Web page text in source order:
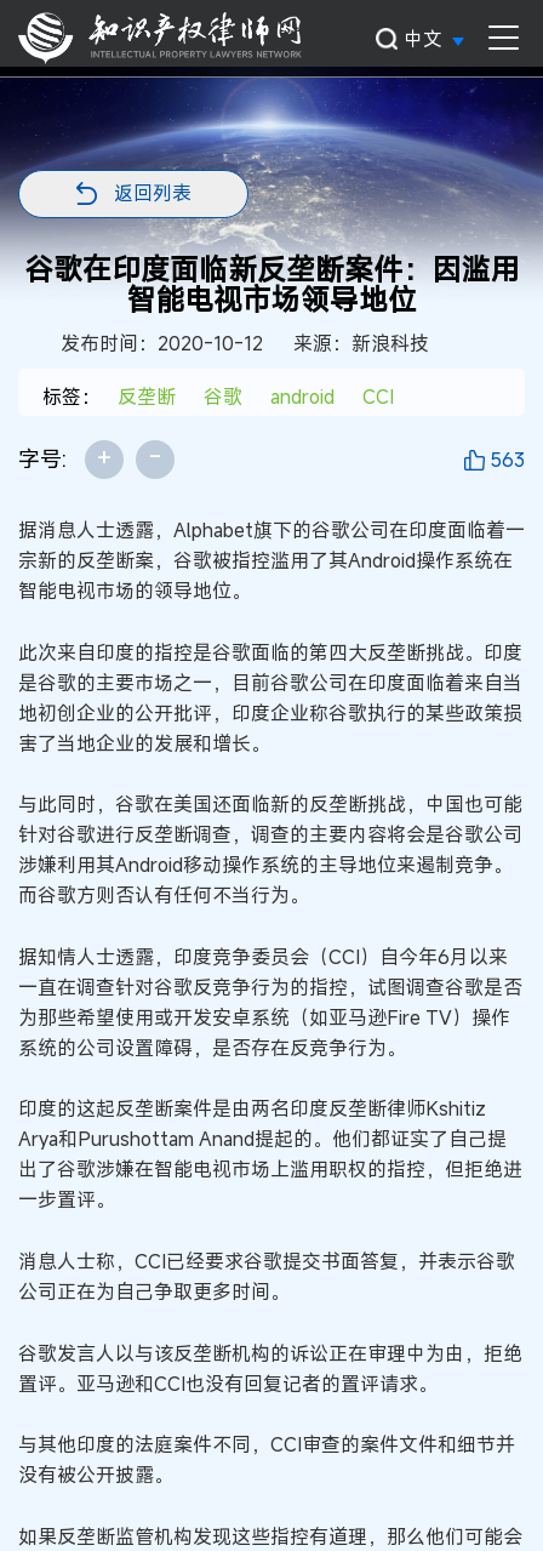
中文
返回列表
谷歌在印度面临新反垄断案件：因滥用
智能电视市场领导地位
发布时间：2020-10-12
来源：新浪科技
标签：
反垄断 谷歌 android CCI
字号: + - 563
据消息人士透露，Alphabet旗下的谷歌公司在印度面临着一
宗新的反垄断案，谷歌被指控滥用了其Android操作系统在
智能电视市场的领导地位。
此次来自印度的指控是谷歌面临的第四大反垄断挑战。印度
是谷歌的主要市场之一，目前谷歌公司在印度面临着来自当
地初创企业的公开批评，印度企业称谷歌执行的某些政策损
害了当地企业的发展和增长。
与此同时，谷歌在美国还面临新的反垄断挑战，中国也可能
针对谷歌进行反垄断调查，调查的主要内容将会是谷歌公司
涉嫌利用其Android移动操作系统的主导地位来遏制竞争。
而谷歌方则否认有任何不当行为。
据知情人士透露，印度竞争委员会（CCI）自今年6月以来
一直在调查针对谷歌反竞争行为的指控，试图调查谷歌是否
为那些希望使用或开发安卓系统（如亚马逊Fire TV）操作
系统的公司设置障碍，是否存在反竞争行为。
印度的这起反垄断案件是由两名印度反垄断律师Kshitiz
Arya和Purushottam Anand提起的。他们都证实了自己提
出了谷歌涉嫌在智能电视市场上滥用职权的指控，但拒绝进
一步置评。
消息人士称，CCI已经要求谷歌提交书面答复，并表示谷歌
公司正在为自己争取更多时间。
谷歌发言人以与该反垄断机构的诉讼正在审理中为由，拒绝
置评。亚马逊和CCI也没有回复记者的置评请求。
与其他印度的法庭案件不同，CCI审查的案件文件和细节并
没有被公开披露。
如果反垄断监管机构发现这些指控有道理，那么他们可能会